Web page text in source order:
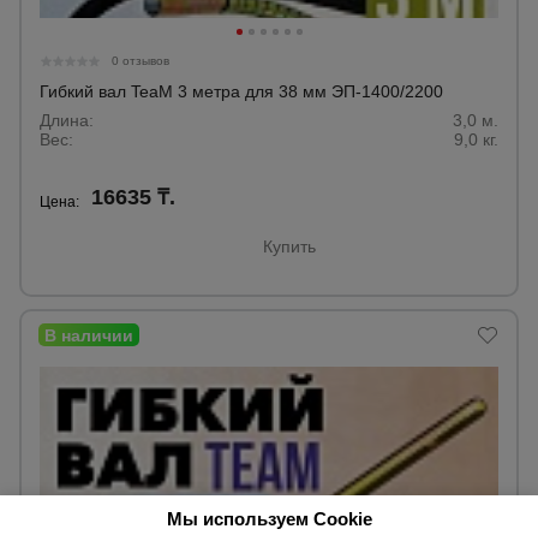
0 отзывов
Гибкий вал TeaM 3 метра для 38 мм ЭП-1400/2200
Длина:
3,0 м.
Вес:
9,0 кг.
Цена: 16635 ₸.
Купить
Мы используем Cookie